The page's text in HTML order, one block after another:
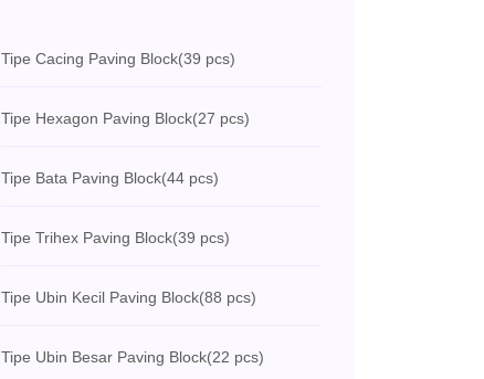
Tipe Cacing Paving Block(39 pcs)
Tipe Hexagon Paving Block(27 pcs)
Tipe Bata Paving Block(44 pcs)
Tipe Trihex Paving Block(39 pcs)
Tipe Ubin Kecil Paving Block(88 pcs)
Tipe Ubin Besar Paving Block(22 pcs)